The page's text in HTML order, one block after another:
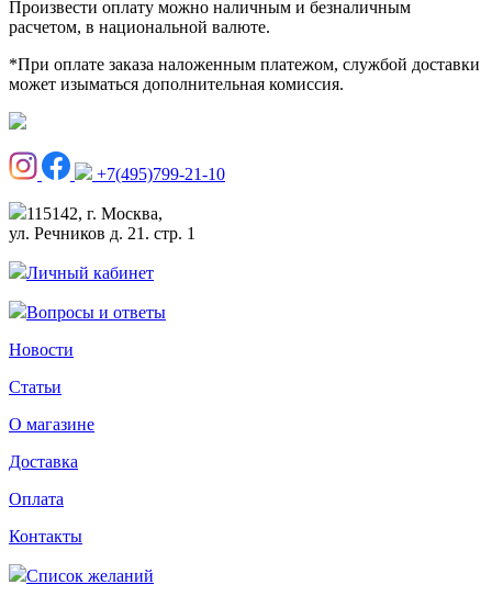
Произвести оплату можно наличным и безналичным
расчетом, в национальной валюте.
*При оплате заказа наложенным платежом, службой доставки
может изыматься дополнительная комиссия.
+7(495)799-21-10
115142, г. Москва,
ул. Речников д. 21. стр. 1
Личный кабинет
Вопросы и ответы
Новости
Статьи
О магазине
Доставка
Оплата
Контакты
Список желаний